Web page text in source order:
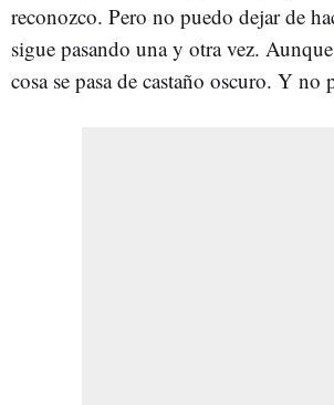
reconozco. Pero no puedo dejar de
sigue pasando una y otra vez.
cosa se pasa de castaño oscuro. Y no